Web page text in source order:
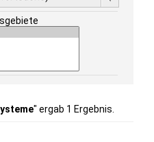
" ergab 1 Ergebnis.